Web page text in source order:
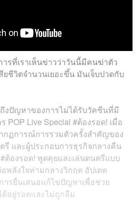
รที่เราเห็นข่าวว่าวันนี้มีคนฆ่าตัว
ชีวิตจำนวนเยอะขึ้น มันเจ็บปวดกับ
งปัญหาของการไม่ได้รับวัคซีนที่มี
POP Live Special #ต้องรอด! เมื่อ
กฏการณ์การรวมตัวครั้งสำคัญของ
รี และผู้ประกอบการธุรกิจกลางคืน
ต้องรอด! พูดคุยและเล่นดนตรีแบบ
พลังใจท่ามกลางวิกฤต อัปเดต
รยื่นเสนอแก้ไขปัญหาเพื่อช่วย
อยู่รอดและไม่ถูกลืม